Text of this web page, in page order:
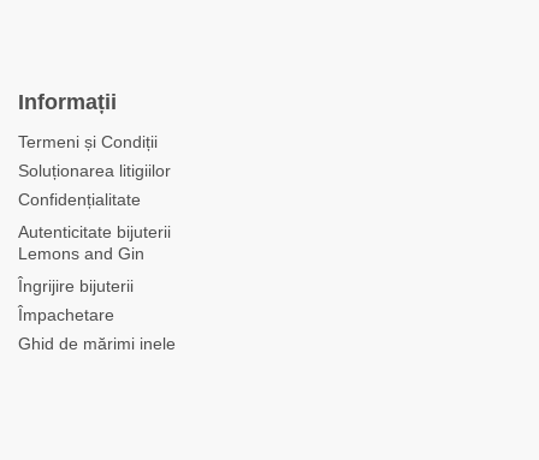
Informații
Termeni și Condiții
Soluționarea litigiilor
Confidențialitate
Autenticitate bijuterii
Lemons and Gin
Îngrijire bijuterii
Împachetare
Ghid de mărimi inele